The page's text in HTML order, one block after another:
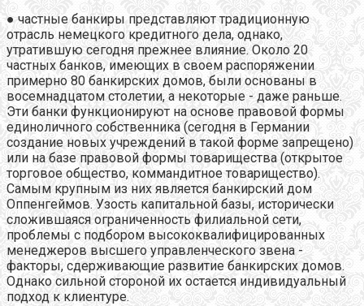
● частные банкиры представляют традиционную
отрасль немецкого кредитного дела, однако,
утратившую сегодня прежнее влияние. Около 20
частных банков, имеющих в своем распоряжении
примерно 80 банкирских домов, были основаны в
восемнадцатом столетии, а некоторые - даже раньше.
Эти банки функционируют на основе правовой формы
единоличного собственника (сегодня в Германии
создание новых учреждений в такой форме запрещено)
или на базе правовой формы товарищества (открытое
торговое общество, коммандитное товарищество).
Самым крупным из них является банкирский дом
Оппенгеймов. Узость капитальной базы, исторически
сложившаяся ограниченность филиальной сети,
проблемы с подбором высококвалифицированных
менеджеров высшего управленческого звена -
факторы, сдерживающие развитие банкирских домов.
Однако сильной стороной их остается индивидуальный
подход к клиентуре.